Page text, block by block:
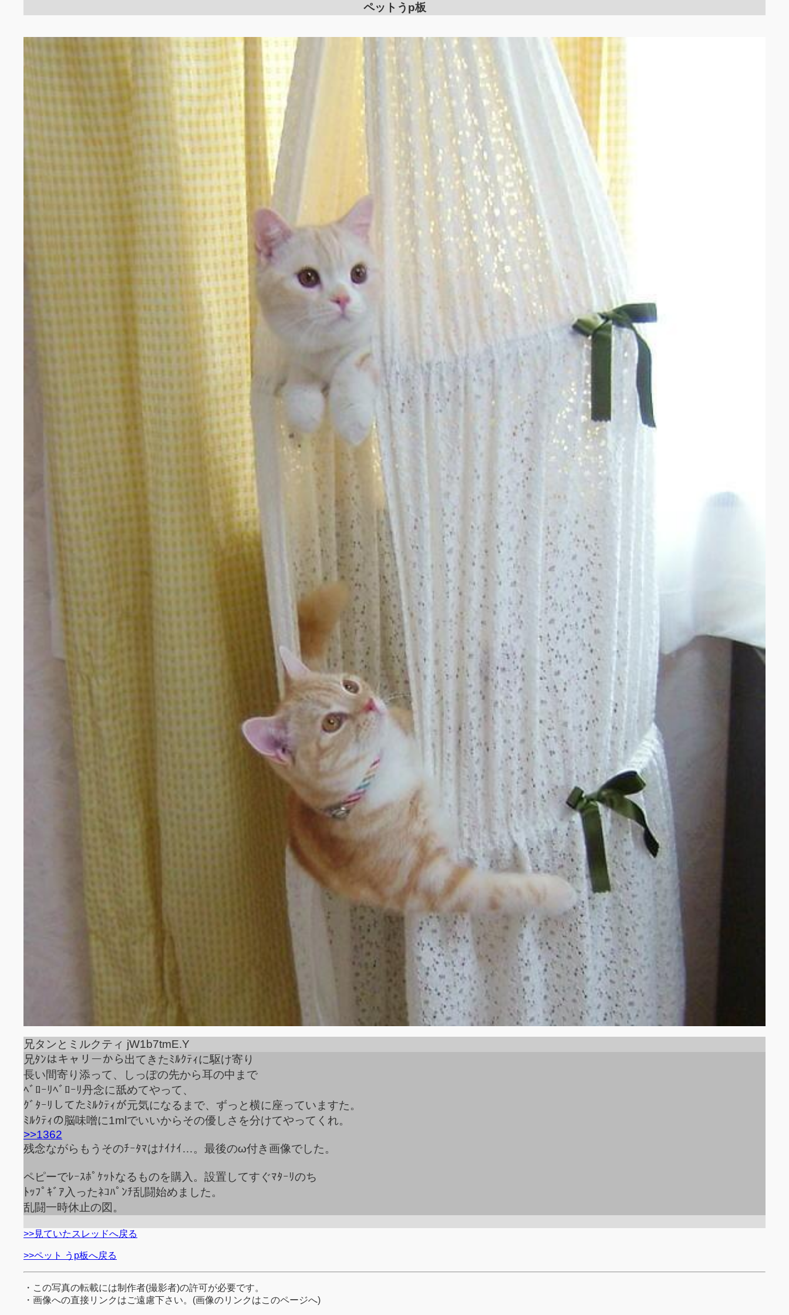
ペットうp板
兄タンとミルクティ jW1b7tmE.Y
兄ﾀﾝはキャリーから出てきたﾐﾙｸﾃｨに駆け寄り
長い間寄り添って、しっぽの先から耳の中まで
ﾍﾞﾛｰﾘﾍﾞﾛｰﾘ丹念に舐めてやって、
ｸﾞﾀｰﾘしてたﾐﾙｸﾃｨが元気になるまで、ずっと横に座っていますた。
ﾐﾙｸﾃｨの脳味噌に1mlでいいからその優しさを分けてやってくれ。
>>1362
残念ながらもうそのﾁｰﾀﾏはﾅｲﾅｲ…。最後のω付き画像でした。
ペピーでﾚｰｽﾎﾟｹｯﾄなるものを購入。設置してすぐﾏﾀｰﾘのち
ﾄｯﾌﾟｷﾞｱ入ったﾈｺﾊﾟﾝﾁ乱闘始めました。
乱闘一時休止の図。
>>見ていたスレッドへ戻る
>>ペット うp板へ戻る
・この写真の転載には制作者(撮影者)の許可が必要です。
・画像への直接リンクはご遠慮下さい。(画像のリンクはこのページへ)